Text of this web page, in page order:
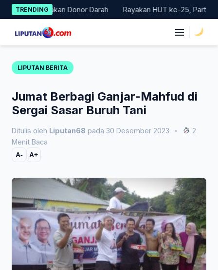
Skip
to
content
TRENDING
Gerakan Donor Darah Rayakan HUT ke-25, Partai
LIPUTAN BERITA
Jumat Berbagi Ganjar-Mahfud di
Sergai Sasar Buruh Tani
Ditulis oleh Liputan68 pada 30 Desember 2023 •
2
Menit Baca
A- A+